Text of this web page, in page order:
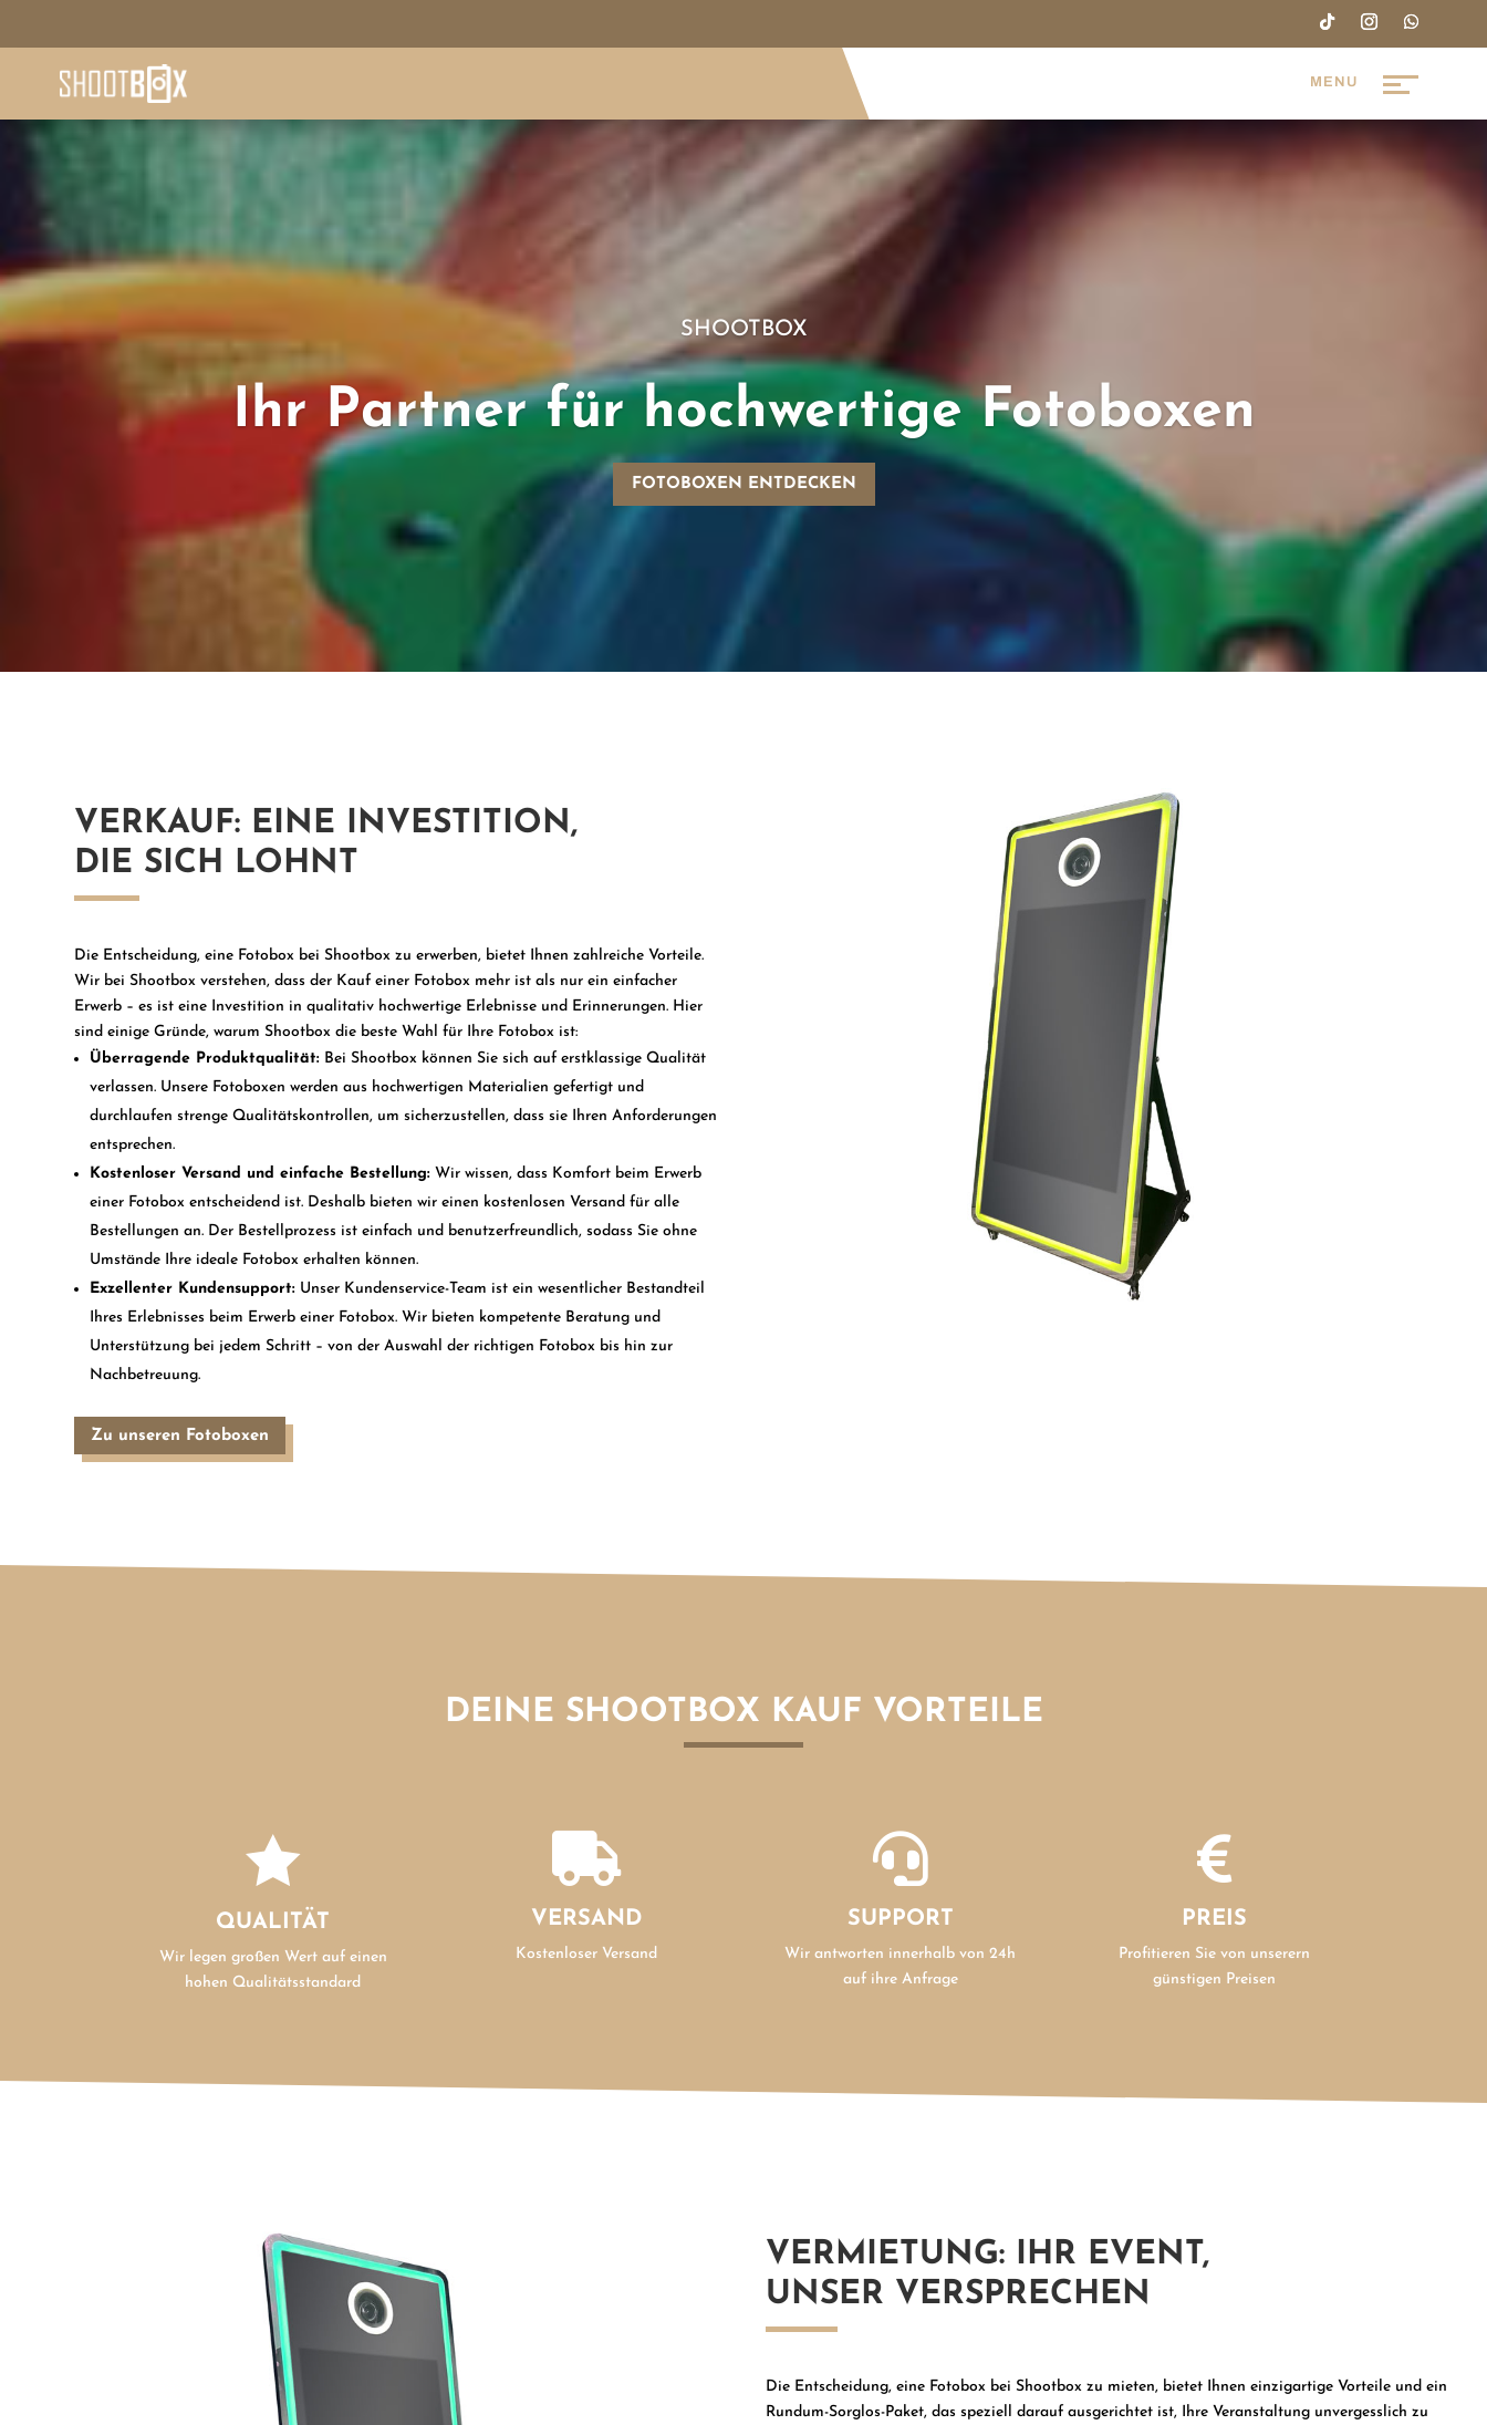
SHOOTBOX
Ihr Partner für hochwertige Fotoboxen
FOTOBOXEN ENTDECKEN
VERKAUF: EINE INVESTITION,
DIE SICH LOHNT
Die Entscheidung, eine Fotobox bei Shootbox zu erwerben, bietet Ihnen zahlreiche Vorteile.
Wir bei Shootbox verstehen, dass der Kauf einer Fotobox mehr ist als nur ein einfacher
Erwerb – es ist eine Investition in qualitativ hochwertige Erlebnisse und Erinnerungen. Hier
sind einige Gründe, warum Shootbox die beste Wahl für Ihre Fotobox ist:
Überragende Produktqualität: Bei Shootbox können Sie sich auf erstklassige Qualität
verlassen. Unsere Fotoboxen werden aus hochwertigen Materialien gefertigt und
durchlaufen strenge Qualitätskontrollen, um sicherzustellen, dass sie Ihren Anforderungen
entsprechen.
Kostenloser Versand und einfache Bestellung: Wir wissen, dass Komfort beim Erwerb
einer Fotobox entscheidend ist. Deshalb bieten wir einen kostenlosen Versand für alle
Bestellungen an. Der Bestellprozess ist einfach und benutzerfreundlich, sodass Sie ohne
Umstände Ihre ideale Fotobox erhalten können.
Exzellenter Kundensupport: Unser Kundenservice-Team ist ein wesentlicher Bestandteil
Ihres Erlebnisses beim Erwerb einer Fotobox. Wir bieten kompetente Beratung und
Unterstützung bei jedem Schritt – von der Auswahl der richtigen Fotobox bis hin zur
Nachbetreuung.
Zu unseren Fotoboxen
DEINE SHOOTBOX KAUF VORTEILE

QUALITÄT
Wir legen großen Wert auf einen
hohen Qualitätsstandard

VERSAND
Kostenloser Versand

SUPPORT
Wir antworten innerhalb von 24h
auf ihre Anfrage

PREIS
Profitieren Sie von unserern
günstigen Preisen
VERMIETUNG: IHR EVENT,
UNSER VERSPRECHEN
Die Entscheidung, eine Fotobox bei Shootbox zu mieten, bietet Ihnen einzigartige Vorteile und ein
Rundum-Sorglos-Paket, das speziell darauf ausgerichtet ist, Ihre Veranstaltung unvergesslich zu